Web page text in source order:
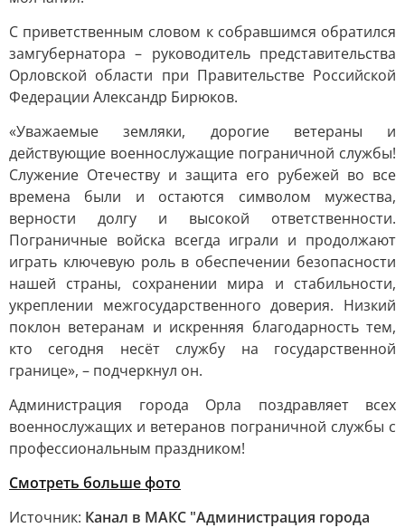
С приветственным словом к собравшимся обратился
замгубернатора – руководитель представительства
Орловской области при Правительстве Российской
Федерации Александр Бирюков.
«Уважаемые земляки, дорогие ветераны и
действующие военнослужащие пограничной службы!
Служение Отечеству и защита его рубежей во все
времена были и остаются символом мужества,
верности долгу и высокой ответственности.
Пограничные войска всегда играли и продолжают
играть ключевую роль в обеспечении безопасности
нашей страны, сохранении мира и стабильности,
укреплении межгосударственного доверия. Низкий
поклон ветеранам и искренняя благодарность тем,
кто сегодня несёт службу на государственной
границе», – подчеркнул он.
Администрация города Орла поздравляет всех
военнослужащих и ветеранов пограничной службы с
профессиональным праздником!
Смотреть больше фото
Источник: Канал в МАКС "Администрация города